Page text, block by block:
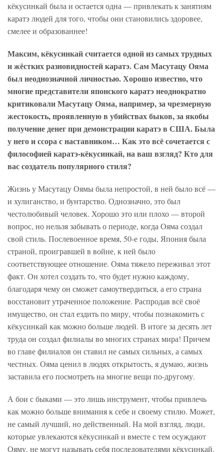
кёкусинкай была и остается одна — привлекать к занятиям
каратэ людей для того, чтобы они становились здоровее,
смелее и образованнее!
Максим, кёкусинкай считается одной из самых трудных
и жёстких разновидностей каратэ. Сам Масутацу Ояма
был неоднозначной личностью. Хорошо известно, что
многие представители японского каратэ неоднократно
критиковали Масутацу Ояма, например, за чрезмерную
жестокость, проявленную в убийствах быков, за якобы
получение денег при демонстрации каратэ в США. Была
у него и ссора с наставником… Как это всё сочетается с
философией каратэ-кёкусинкай, на ваш взгляд? Кто для
вас создатель популярного стиля?
Жизнь у Масутацу Оямы была непростой, в ней было всё —
и хулиганство, и бунтарство. Однозначно, это был
честолюбивый человек. Хорошо это или плохо — второй
вопрос, но нельзя забывать о периоде, когда Ояма создал
свой стиль. Послевоенное время, 50-е годы, Япония была
страной, проигравшей в войне, к ней было
соответствующее отношение. Ояма тяжело переживал этот
факт. Он хотел создать то, что будет нужно каждому,
благодаря чему он сможет самоутвердиться, а его страна
восстановит утраченное положение. Распродав всё своё
имущество, он стал ездить по миру, чтобы познакомить с
кёкусинкай как можно больше людей. В итоге за десять лет
труда он создал филиалы во многих странах мира! Причем
во главе филиалов он ставил не самых сильных, а самых
честных. Ояма ценил в людях открытость, я думаю, жизнь
заставила его посмотреть на многие вещи по-другому.
А бои с быками — это лишь инструмент, чтобы привлечь
как можно больше внимания к себе и своему стилю. Может,
не самый лучший, но действенный. На мой взгляд, люди,
которые увлекаются кёкусинкай и вместе с тем осуждают
Ояму, не могут называть себя последователями кёкусинкай.